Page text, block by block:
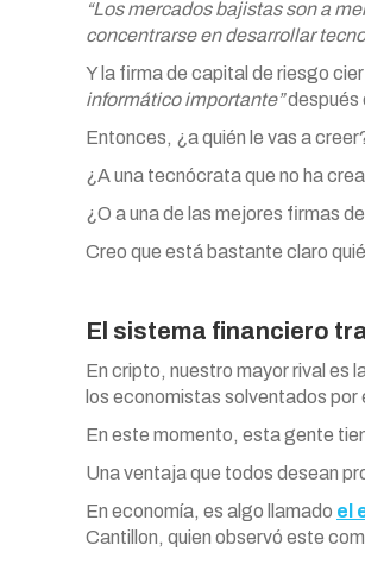
“Los mercados bajistas son a
concentrarse en desarrollar
Y la firma de capital de riesgo
informático importante”después
Entonces, ¿a quién le vas a
¿A una tecnócrata que no ha
¿O a una de las mejores firmas
Creo que está bastante claro
El sistema financiero
En cripto, nuestro mayor rival es
los economistas solventados por
En este momento, esta gente
Una ventaja que todos desean
En economía, es algo llamado el
Cantillon, quien observó este